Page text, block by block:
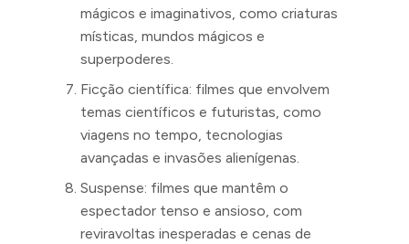
mágicos e imaginativos, como criaturas
místicas, mundos mágicos e
superpoderes.
Ficção científica: filmes que envolvem
temas científicos e futuristas, como
viagens no tempo, tecnologias
avançadas e invasões alienígenas.
Suspense: filmes que mantêm o
espectador tenso e ansioso, com
reviravoltas inesperadas e cenas de